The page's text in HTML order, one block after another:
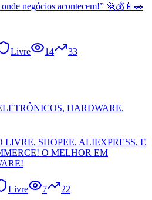
negócios acontecem!” 🚀💰📱🚗
Livre 14 33
HARDWARE,
LIVRE, SHOPEE, ALIEXPRESS, E
O MELHOR EM
Livre 7 22